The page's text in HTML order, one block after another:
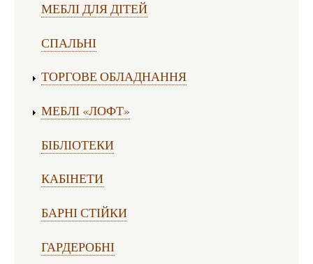
МЕБЛІ ДЛЯ ДІТЕЙ
СПАЛЬНІ
ТОРГОВЕ ОБЛАДНАННЯ
МЕБЛІ «ЛОФТ»
БІБЛІОТЕКИ
КАБІНЕТИ
БАРНІ СТІЙКИ
ГАРДЕРОБНІ